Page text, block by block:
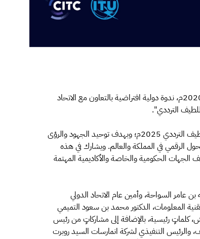
تعقد هيئة الاتصالات وتقنية المعلومات، في الفترة من 8 – 10 ديسمبر 2020م، ندوة دولية افتراضية بالتعاون مع الاتحاد
وتأتي هذه الندوة في إطار جهود الهيئة المتصلة بالاستراتيجية الوطنية للطيف الترددي 2025م؛ وبهدف توحيد الجهود والرؤى
الرقمي في المملكة والعالم. ويشارك في هذه
مختلف الجهات الحكومية والخاصة والأكاديمية المهتمة
بن عامر السواحة، وأمين عام الاتحاد الدولي
المعلومات، الدكتور محمد بن سعود التميمي
كلماتٍ رئيسية، بالإضافة إلى مشاركاتٍ من رئيس
والرئيس التنفيذي لشركة انمارسات السيد روبرت